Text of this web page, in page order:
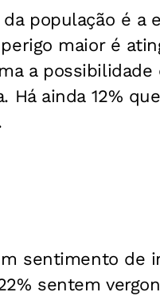
população é a
maior é
a
Há ainda 12%
sentimento de
sentem